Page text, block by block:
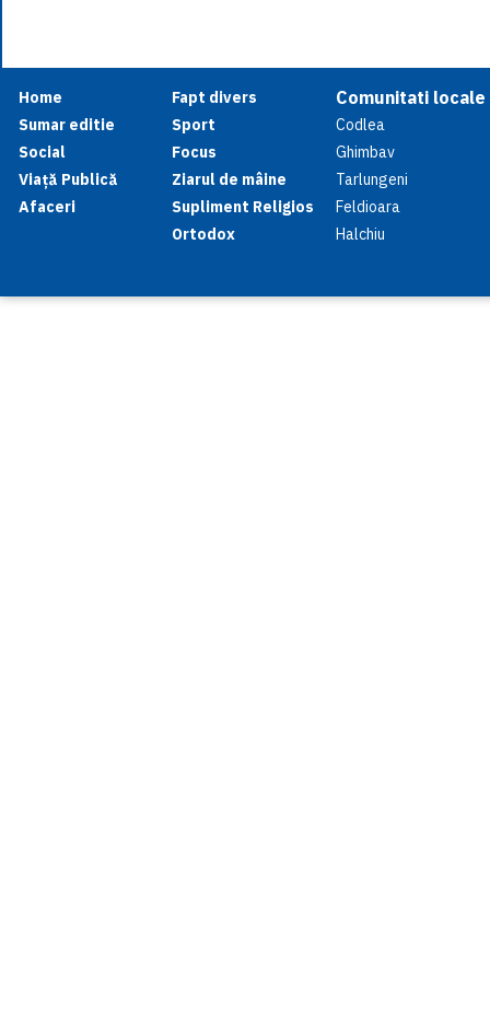
Home
Sumar editie
Social
Viață Publică
Afaceri
Fapt divers
Sport
Focus
Ziarul de mâine
Supliment Religios
Ortodox
Comunitati locale
Codlea
Ghimbav
Tarlungeni
Feldioara
Halchiu